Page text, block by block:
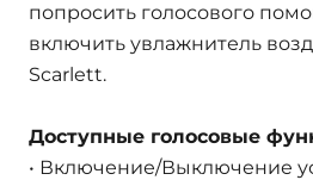
попросить голосового
включить увлажнитель
Scarlett.
Доступные голосовые
• Включение/Выключение